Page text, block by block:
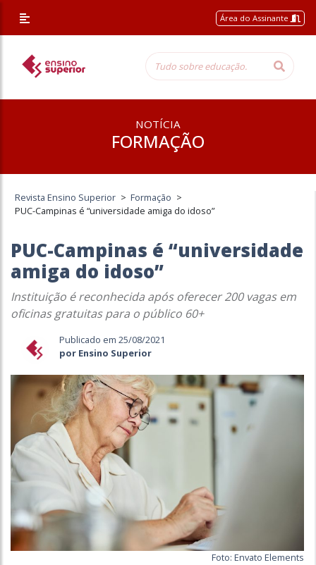
Área do Assinante
NOTÍCIA
FORMAÇÃO
Revista Ensino Superior > Formação >
PUC-Campinas é “universidade amiga do idoso”
PUC-Campinas é “universidade
amiga do idoso”
Instituição é reconhecida após oferecer 200 vagas em
oficinas gratuitas para o público 60+
Publicado em 25/08/2021
por Ensino Superior
Foto: Envato Elements